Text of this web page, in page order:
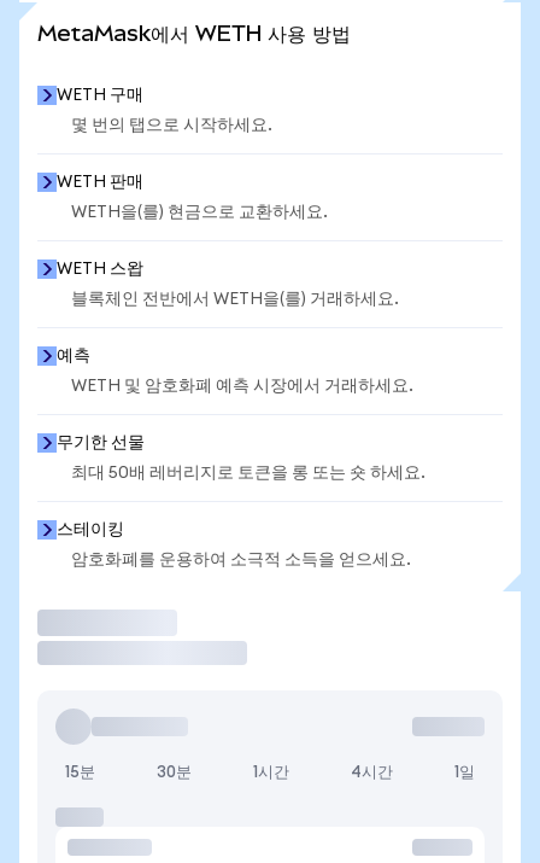
MetaMask에서 WETH 사용 방법
WETH 구매
몇 번의 탭으로 시작하세요.
WETH 판매
WETH을(를) 현금으로 교환하세요.
WETH 스왑
블록체인 전반에서 WETH을(를) 거래하세요.
예측
WETH 및 암호화폐 예측 시장에서 거래하세요.
무기한 선물
최대 50배 레버리지로 토큰을 롱 또는 숏 하세요.
스테이킹
암호화폐를 운용하여 소극적 소득을 얻으세요.
15분 30분 1시간 4시간 1일